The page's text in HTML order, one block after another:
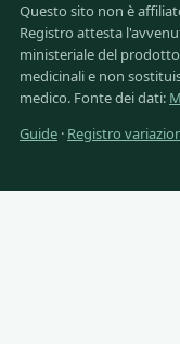
Questo sito non è
Registro attesta
ministeriale del
medicinali e non
medico. Fonte dei dati:
Guide · Registro